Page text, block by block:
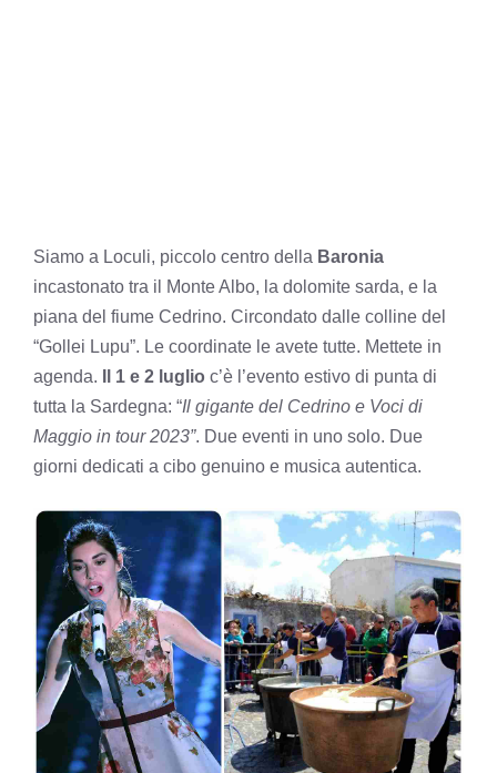
Siamo a Loculi, piccolo centro della Baronia
incastonato tra il Monte Albo, la dolomite sarda, e la
piana del fiume Cedrino. Circondato dalle colline del
“Gollei Lupu”. Le coordinate le avete tutte. Mettete in
agenda.
Il 1 e 2 luglio c’è l’evento estivo di punta di
tutta la Sardegna: “Il gigante del Cedrino e Voci di
Maggio in tour 2023”. Due eventi in uno solo. Due
giorni dedicati a cibo genuino e musica autentica.